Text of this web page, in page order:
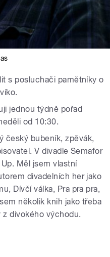
s posluchači pamětníky o
jednou týdně pořad
od 10:30.
český bubeník, zpěvák,
V divadle Semafor
Měl jsem vlastní
divadelních her jako
Dívčí válka, Pra pra pra,
několik knih jako třeba
z divokého východu.